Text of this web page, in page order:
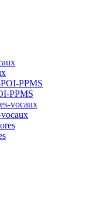
PPMS